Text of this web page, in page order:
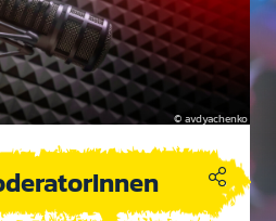
avdyachenko